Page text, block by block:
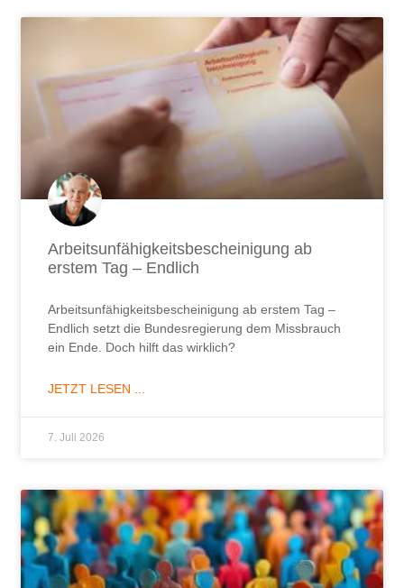
Arbeitsunfähigkeitsbescheinigung ab
erstem Tag – Endlich
Arbeitsunfähigkeitsbescheinigung ab erstem Tag –
Endlich setzt die Bundesregierung dem Missbrauch
ein Ende. Doch hilft das wirklich?
JETZT LESEN ...
7. Juli 2026